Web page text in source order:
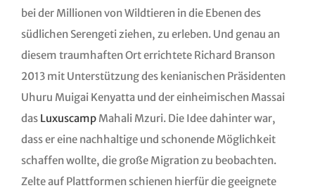
bei der Millionen von Wildtieren in die Ebenen des
südlichen Serengeti ziehen, zu erleben. Und genau an
diesem traumhaften Ort errichtete Richard Branson
2013 mit Unterstützung des kenianischen Präsidenten
Uhuru Muigai Kenyatta und der einheimischen Massai
das LuxuscampMahali Mzuri. Die Idee dahinter war,
dass er eine nachhaltige und schonende Möglichkeit
schaffen wollte, die große Migration zu beobachten.
Zelte auf Plattformen schienen hierfür die geeignete